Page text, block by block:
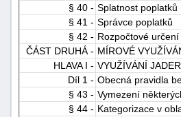
§ 40 - Splatnost poplatků
§ 41 - Správce poplatků
§ 42 - Rozpočtové
ČÁST DRUHÁ - MÍROVÉ
HLAVA I - VYUŽÍVÁNÍ
Díl 1 - Obecná pravidla
§ 43 - Vymezení
§ 44 - Kategorizace v